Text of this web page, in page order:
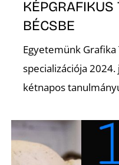
BÉCSBE
Egyetemünk
specializációja
kétnapos